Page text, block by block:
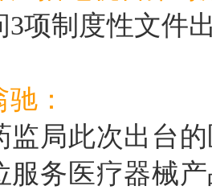
制度性文件出
：
此次出台的
服务医疗器械